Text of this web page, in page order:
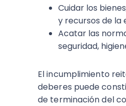
Cuidar los
y recursos de la
Acatar las
seguridad,
El incumplimiento
deberes puede
de terminación del